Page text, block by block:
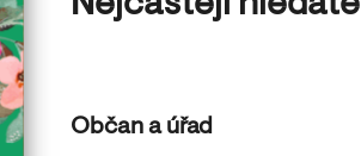
Občan a úřad